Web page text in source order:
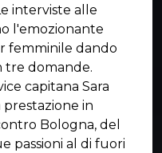
interviste alle
l'emozionante
femminile dando
tre domande.
capitana Sara
prestazione in
Bologna, del
passioni al di fuori